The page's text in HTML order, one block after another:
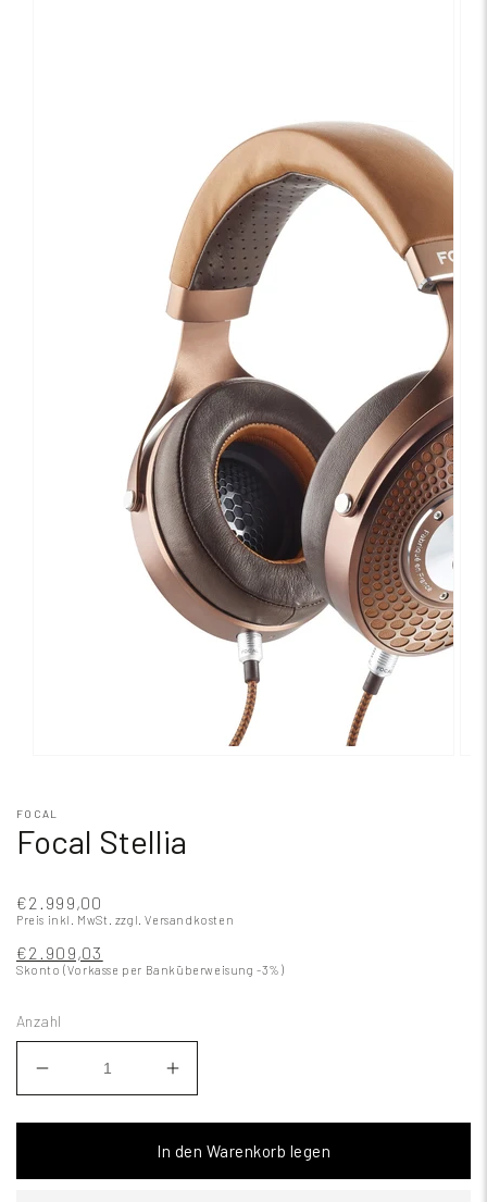
FOCAL
Focal Stellia
€2.999,00
Preis inkl. MwSt. zzgl. Versandkosten
€2.909,03
Skonto (Vorkasse per Banküberweisung -3%)
Anzahl
In den Warenkorb legen